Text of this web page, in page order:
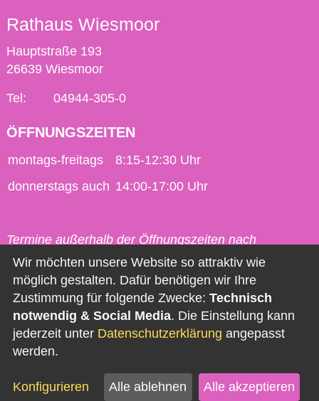
Rathaus Wiesmoor
Hauptstraße 193
26639 Wiesmoor
Tel: 04944-305-0
ÖFFNUNGSZEITEN
montags-freitags
8:15-12:30 Uhr
donnerstags auch 14:00-17:00 Uhr
Termine außerhalb der Öffnungszeiten nach
vorheriger Vereinbarung möglich.
Kontakt
Impressum
Datenschutz
Newsletter abonnieren
Wir möchten unsere Website so attraktiv wie
möglich gestalten. Dafür benötigen wir Ihre
Zustimmung für folgende Zwecke: Technisch
notwendig & Social Media. Die Einstellung kann
jederzeit unter Datenschutzerklärung angepasst
werden.
Konfigurieren Alle ablehnen Alle akzeptieren